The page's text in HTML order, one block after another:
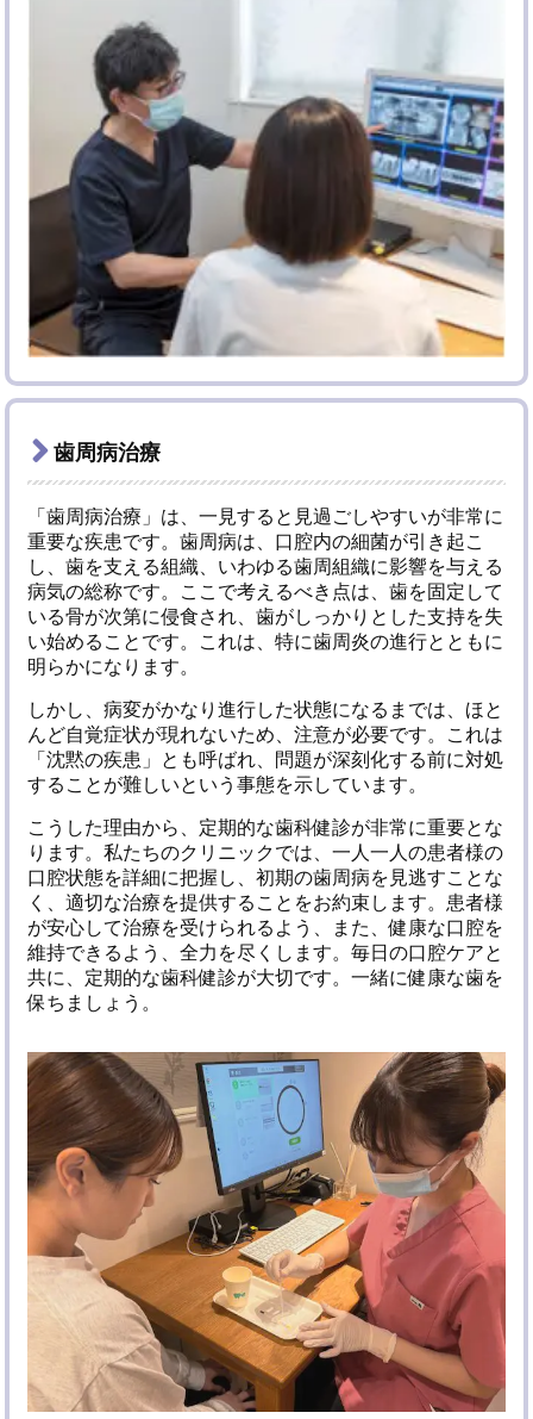
歯周病治療
「歯周病治療」は、一見すると見過ごしやすいが非常に
重要な疾患です。歯周病は、口腔内の細菌が引き起こ
し、歯を支える組織、いわゆる歯周組織に影響を与える
病気の総称です。ここで考えるべき点は、歯を固定して
いる骨が次第に侵食され、歯がしっかりとした支持を失
い始めることです。これは、特に歯周炎の進行とともに
明らかになります。
しかし、病変がかなり進行した状態になるまでは、ほと
んど自覚症状が現れないため、注意が必要です。これは
「沈黙の疾患」とも呼ばれ、問題が深刻化する前に対処
することが難しいという事態を示しています。
こうした理由から、定期的な歯科健診が非常に重要とな
ります。私たちのクリニックでは、一人一人の患者様の
口腔状態を詳細に把握し、初期の歯周病を見逃すことな
く、適切な治療を提供することをお約束します。患者様
が安心して治療を受けられるよう、また、健康な口腔を
維持できるよう、全力を尽くします。毎日の口腔ケアと
共に、定期的な歯科健診が大切です。一緒に健康な歯を
保ちましょう。